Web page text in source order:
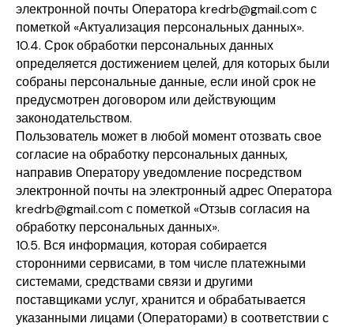
электронной почты Оператора kredrb@gmail.com с
пометкой «Актуализация персональных данных».
10.4. Срок обработки персональных данных
определяется достижением целей, для которых были
собраны персональные данные, если иной срок не
предусмотрен договором или действующим
законодательством.
Пользователь может в любой момент отозвать свое
согласие на обработку персональных данных,
направив Оператору уведомление посредством
электронной почты на электронный адрес Оператора
kredrb@gmail.com с пометкой «Отзыв согласия на
обработку персональных данных».
10.5. Вся информация, которая собирается
сторонними сервисами, в том числе платежными
системами, средствами связи и другими
поставщиками услуг, хранится и обрабатывается
указанными лицами (Операторами) в соответствии с